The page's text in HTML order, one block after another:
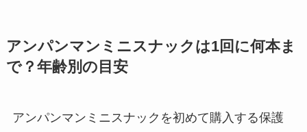
アンパンマンミニスナックは1回に何本ま
で？年齢別の目安
アンパンマンミニスナックを初めて購入する保護